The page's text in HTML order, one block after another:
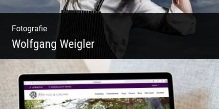
Fotografie
Wolfgang Weigler
W.U.F.O. Food Orbiter | Event Gastronomie |
Catering Service | Essen & Trinken